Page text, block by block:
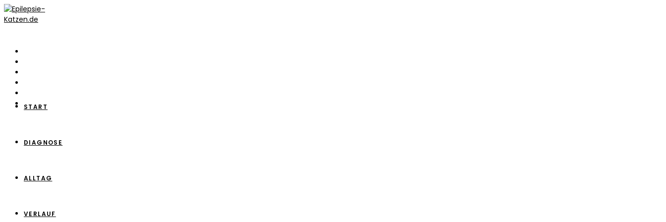
Zum
Inhalt
START
DIAGNOSE
ALLTAG
VERLAUF